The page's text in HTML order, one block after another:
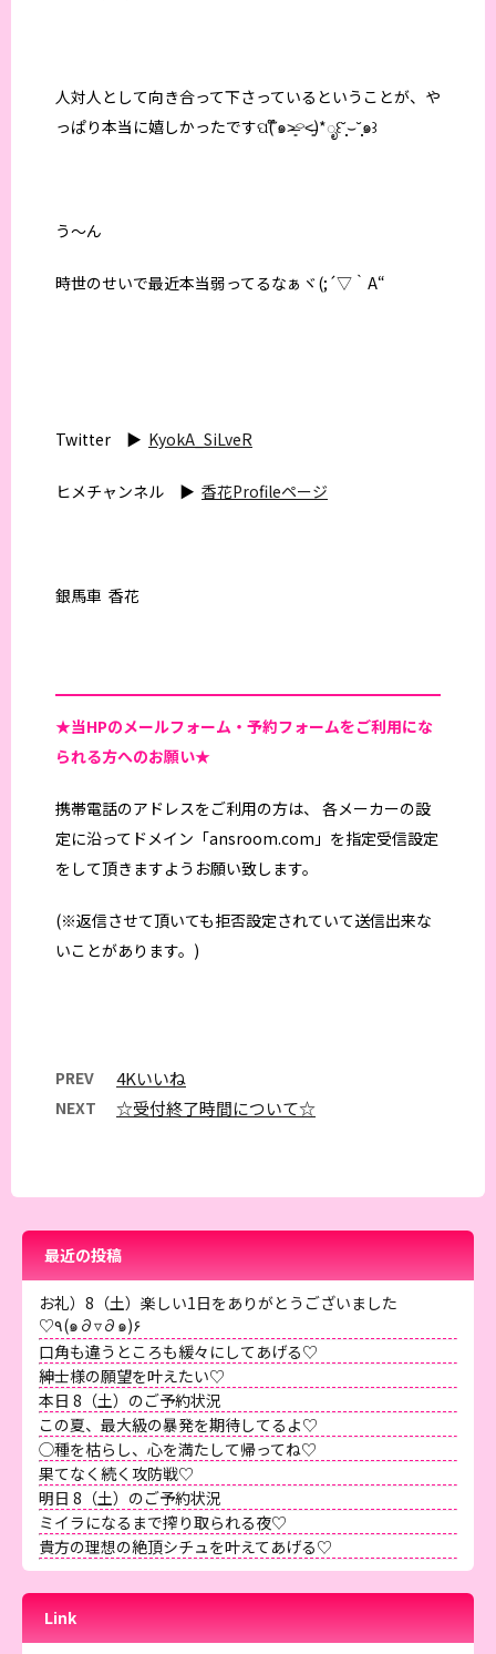
人対人として向き合って下さっているということが、や
っぱり本当に嬉しかったですପ( ໊๑˃̶͈⌔˂̶͈)*ೃ꒰˘̩̩̩⌣˘̩̩̩๑꒱
う〜ん
時世のせいで最近本当弱ってるなぁヾ(;´▽｀A“
Twitter ▶︎ KyokA_SiLveR
ヒメチャンネル ▶︎ 香花Profileページ
銀馬車 香花
★当HPのメールフォーム・予約フォームをご利用にな
られる方へのお願い★
携帯電話のアドレスをご利用の方は、 各メーカーの設
定に沿ってドメイン「ansroom.com」を指定受信設定
をして頂きますようお願い致します。
(※返信させて頂いても拒否設定されていて送信出来な
いことがあります。)
PREV 4Kいいね
NEXT ☆受付終了時間について☆
最近の投稿
お礼）8（土）楽しい1日をありがとうございました
♡٩(๑∂▿∂๑)۶
口角も違うところも緩々にしてあげる♡
紳士様の願望を叶えたい♡
本日 8（土）のご予約状況
この夏、最大級の暴発を期待してるよ♡
◯種を枯らし、心を満たして帰ってね♡
果てなく続く攻防戦♡
明日 8（土）のご予約状況
ミイラになるまで搾り取られる夜♡
貴方の理想の絶頂シチュを叶えてあげる♡
Link